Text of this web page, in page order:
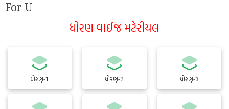
For U
ધોરણ વાઈજ મટેરીયલ
ધોરણ-1 ધોરણ-2 ધોરણ-3